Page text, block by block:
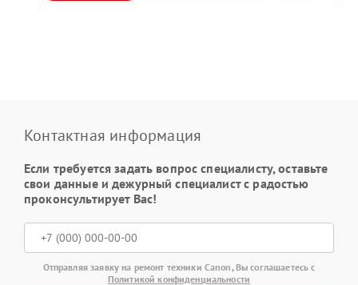
Контактная информация
Если требуется задать вопрос специалисту, оставьте
свои данные и дежурный специалист с радостью
проконсультирует Вас!
Отправляя заявку на ремонт техники Canon, Вы соглашаетесь с
Политикой конфиденциальности